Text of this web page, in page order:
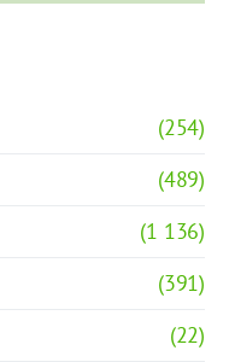
(254)
(489)
(1 136)
(391)
(22)